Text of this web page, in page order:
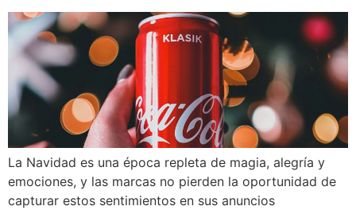
La Navidad es una época repleta de magia, alegría y
emociones, y las marcas no pierden la oportunidad de
capturar estos sentimientos en sus anuncios